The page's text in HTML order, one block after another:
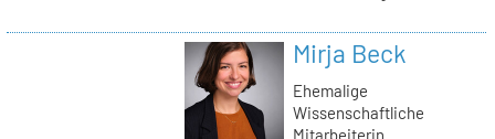
Mirja Beck
Ehemalige
Wissenschaftliche
Mitarbeiterin